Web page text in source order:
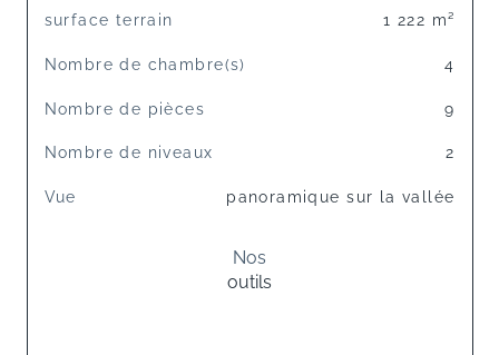
surface terrain 1 222 m²
Nombre de chambre(s) 4
Nombre de pièces 9
Nombre de niveaux 2
Vue panoramique sur la vallée
Nos
outils